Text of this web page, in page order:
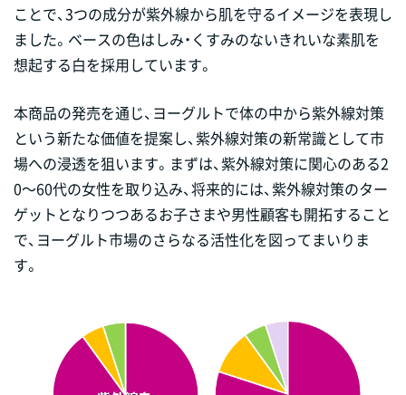
ことで、3つの成分が紫外線から肌を守るイメージを表現し
ました。ベースの色はしみ・くすみのないきれいな素肌を
想起する白を採用しています。
本商品の発売を通じ、ヨーグルトで体の中から紫外線対策
という新たな価値を提案し、紫外線対策の新常識として市
場への浸透を狙います。まずは、紫外線対策に関心のある2
0～60代の女性を取り込み、将来的には、紫外線対策のター
ゲットとなりつつあるお子さまや男性顧客も開拓すること
で、ヨーグルト市場のさらなる活性化を図ってまいりま
す。